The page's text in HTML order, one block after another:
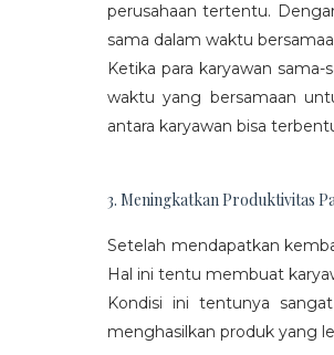
perusahaan tertentu.
sama dalam waktu
Ketika para karyawan
waktu yang bersamaan
antara karyawan bisa
3. Meningkatkan Produktivitas
Setelah mendapatkan
Hal ini tentu membuat
Kondisi ini tentunya
menghasilkan produk yang